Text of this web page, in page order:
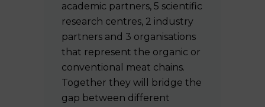
academic partners, 5 scientific
research centres, 2 industry
partners and 3 organisations
that represent the organic or
conventional meat chains.
Together they will bridge the
gap between different